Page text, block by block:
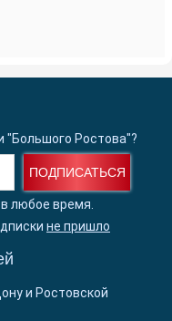
"Большого Ростова"?
ПОДПИСАТЬСЯ
любое время.
не пришло
и Ростовской